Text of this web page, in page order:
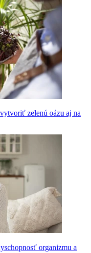
zelenú oázu aj na
organizmu a